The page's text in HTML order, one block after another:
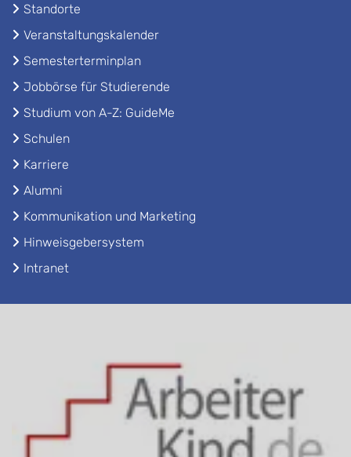
Standorte
Veranstaltungskalender
Semesterterminplan
Jobbörse für Studierende
Studium von A-Z: GuideMe
Schulen
Karriere
Alumni
Kommunikation und Marketing
Hinweisgebersystem
Intranet